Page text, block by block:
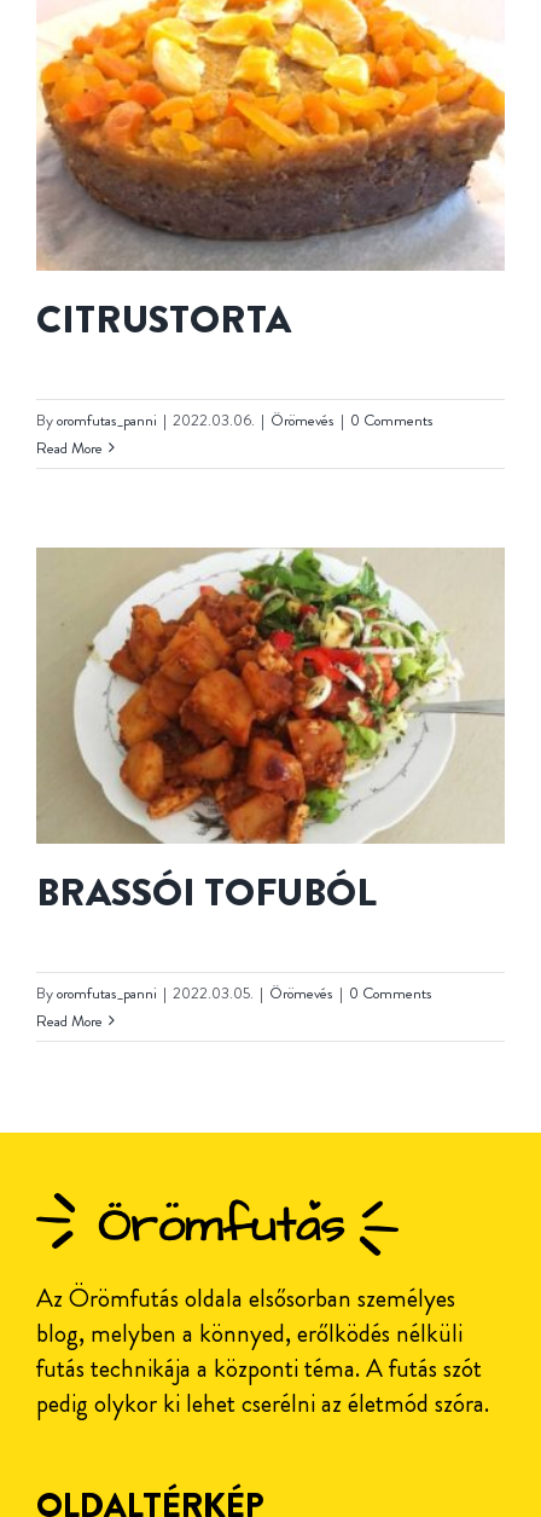
CITRUSTORTA
Byoromfutas_panni | 2022.03.06. | Örömevés | 0 Comments
Read More
BRASSÓI TOFUBÓL
Byoromfutas_panni | 2022.03.05. | Örömevés | 0 Comments
Read More
Az Örömfutás oldala elsősorban személyes
blog, melyben a könnyed, erőlködés nélküli
futás technikája a központi téma. A futás szót
pedig olykor ki lehet cserélni az életmód szóra.
OLDALTÉRKÉP